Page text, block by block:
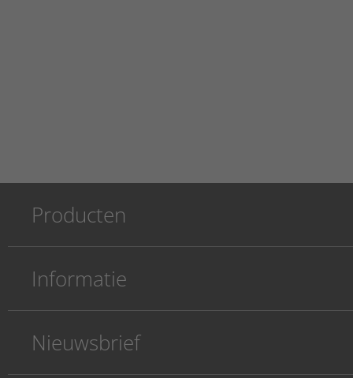
Producten
Informatie
Nieuwsbrief